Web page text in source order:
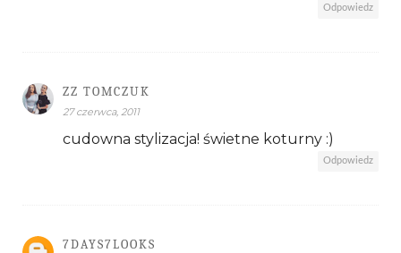
Odpowiedz
ZZ TOMCZUK
27 czerwca, 2011
cudowna stylizacja! świetne koturny :)
Odpowiedz
7DAYS7LOOKS